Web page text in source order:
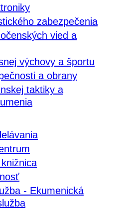
zabezpečenia
vied a
výchovy a športu
a obrany
taktiky a
- Ekumenická